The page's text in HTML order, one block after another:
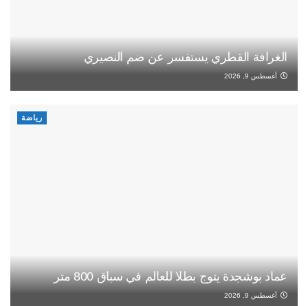
الغرافة القطري يستفسر عن ضم النصيري
أغسطس 9, 2026
رياضة
عماد بوشجدة يتوج بطلا للعالم في سباق 800 متر
أغسطس 9, 2026